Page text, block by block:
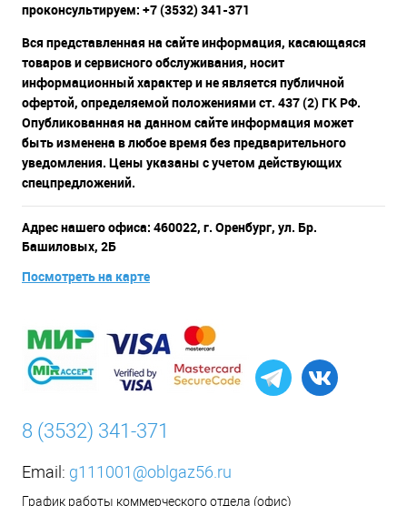
проконсультируем: +7 (3532) 341-371
Вся представленная на сайте информация, касающаяся
товаров и сервисного обслуживания, носит
информационный характер и не является публичной
офертой, определяемой положениями ст. 437 (2) ГК РФ.
Опубликованная на данном сайте информация может
быть изменена в любое время без предварительного
уведомления. Цены указаны с учетом действующих
спецпредложений.
Адрес нашего офиса: 460022, г. Оренбург, ул. Бр.
Башиловых, 2Б
Посмотреть на карте
8 (3532) 341-371
Email: g111001@oblgaz56.ru
График работы коммерческого отдела (офис)